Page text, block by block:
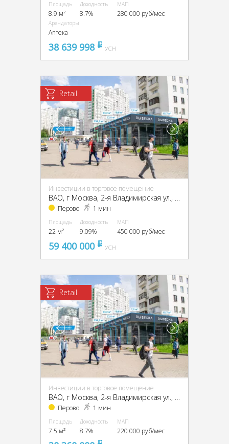
Площадь
8.9 м²
Доходность
8.7%
МАП
280 000 руб/мес
Арендаторы
Аптека
38 639 998 pуб
УСН
Retail
Инвестиции в торговое помещение
ВАО, г Москва, 2-я Владимирская ул., 38/18
Перово 1 мин
Площадь
22 м²
Доходность
9.09%
МАП
450 000 руб/мес
59 400 000 pуб
УСН
Retail
Инвестиции в торговое помещение
Перово 1 мин
Площадь
7.5 м²
Доходность
8.7%
МАП
220 000 руб/мес